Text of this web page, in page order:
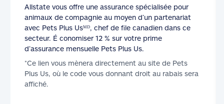
Allstate vous offre une assurance spécialisée pour
animaux de compagnie au moyen d’un partenariat
avec Pets Plus Usᴹᴰ, chef de file canadien dans ce
secteur. É conomiser 12 % sur votre prime
d’assurance mensuelle Pets Plus Us.
*Ce lien vous mènera directement au site de Pets
Plus Us, où le code vous donnant droit au rabais sera
affiché.